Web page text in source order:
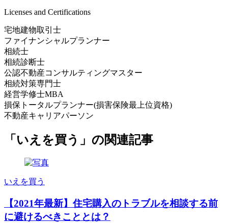
Licenses and Certifications
宅地建物取引士
ファイナンシャルプランナー
相続士
相続診断士
公認不動産コンサルティングマスター
相続対策専門士
経営学修士MBA
損保トータルプランナー(損害保険最上位資格)
不動産キャリアパーソン
「いえを買う」の関連記事
いえを買う
【2021年最新】住宅購入のトラブルを相談する前
に避けるべきこととは？